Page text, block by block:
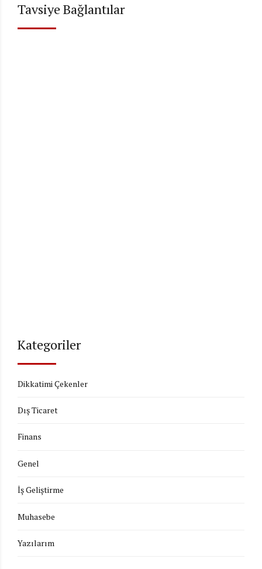
Tavsiye Bağlantılar
Kategoriler
Dikkatimi Çekenler
Dış Ticaret
Finans
Genel
İş Geliştirme
Muhasebe
Yazılarım